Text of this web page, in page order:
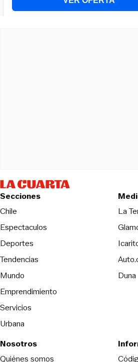
Secciones
Chile
Espectaculos
Deportes
Tendencias
Mundo
Emprendimiento
Servicios
Urbana
La
Duna
Nosotros
Quiénes somos